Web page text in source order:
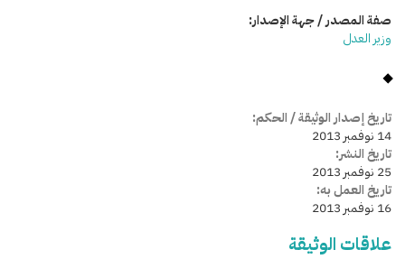
صفة المصدر / جهة الإصدار:
وزير العدل
تاريخ إصدار الوثيقة / الحكم:
14 نوفمبر 2013
تاريخ النشر:
25 نوفمبر 2013
تاريخ العمل به:
16 نوفمبر 2013
علاقات الوثيقة